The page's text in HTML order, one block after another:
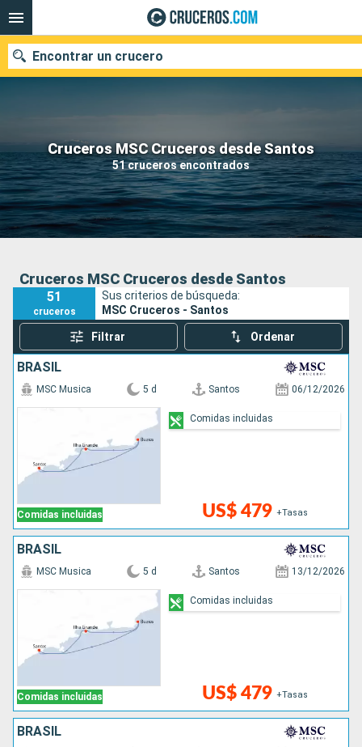
Cruceros MSC Cruceros desde Santos
51 cruceros encontrados
Encontrar un crucero
Nuestros destinos
Fecha de salida
Puertos Compañías
Cruceros MSC Cruceros desde Santos
51
cruceros
Sus criterios de búsqueda:
MSC Cruceros - Santos
Filtrar Ordenar
BRASIL
Comidas incluidas
MSC Musica 5 d Santos 06/12/2026
US$ 479 +Tasas
Comidas incluidas
BRASIL
Comidas incluidas
MSC Musica 5 d Santos 13/12/2026
US$ 479 +Tasas
Comidas incluidas
BRASIL